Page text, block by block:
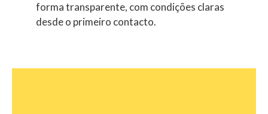
forma transparente, com condições claras
desde o primeiro contacto.